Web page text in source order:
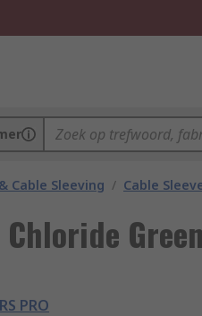
Cable Sleeving / Cable
RS PRO